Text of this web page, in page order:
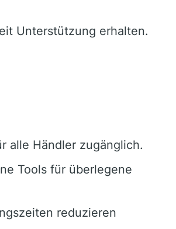
Unterstützung erhalten.
alle Händler zugänglich.
Tools für überlegene
reduzieren